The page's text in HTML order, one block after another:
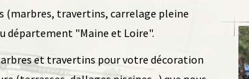
(marbres, travertins, carrelage pleine
département "Maine et Loire".
et travertins pour votre décoration